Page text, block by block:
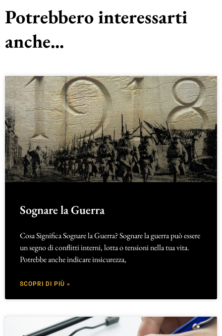
Potrebbero interessarti
anche...
Sognare la Guerra
Cosa Significa Sognare la Guerra? Sognare la guerra può essere
un segno di conflitti interni, lotta o tensioni nella tua vita.
Potrebbe anche indicare insicurezza,
SCOPRI DI PIÙ »